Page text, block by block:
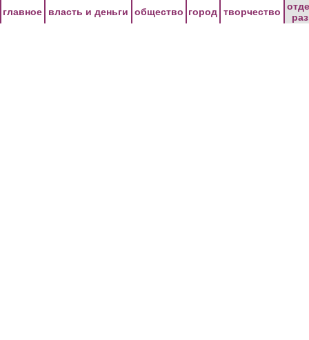
главное власть и деньги общество город творчество